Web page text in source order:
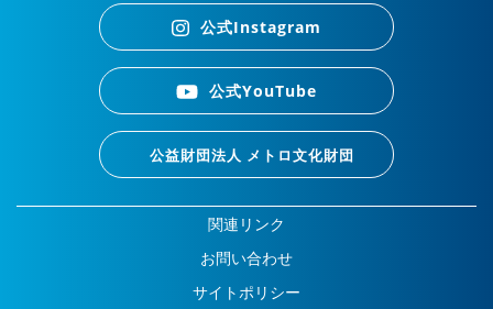
公式Instagram
公式YouTube
公益財団法人 メトロ文化財団
関連リンク
お問い合わせ
サイトポリシー